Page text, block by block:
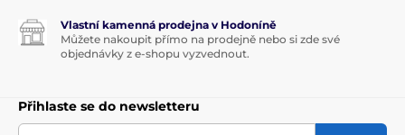
Vlastní kamenná prodejna v Hodoníně
Můžete nakoupit přímo na prodejně nebo si zde své
objednávky z e-shopu vyzvednout.
Přihlaste se do newsletteru